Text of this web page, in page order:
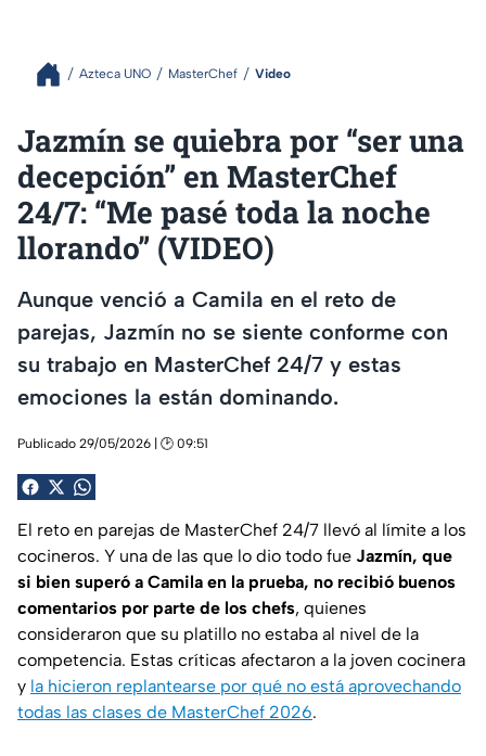
Azteca UNO MasterChef Video
Jazmín se quiebra por “ser una
decepción” en MasterChef
24/7: “Me pasé toda la noche
llorando” (VIDEO)
Aunque venció a Camila en el reto de
parejas, Jazmín no se siente conforme con
su trabajo en MasterChef 24/7 y estas
emociones la están dominando.
Publicado 29/05/2026 | 🕑 09:51
El reto en parejas de MasterChef 24/7 llevó al límite a los
cocineros. Y una de las que lo dio todo fue Jazmín, que
si bien superó a Camila en la prueba, no recibió buenos
comentarios por parte de los chefs, quienes
consideraron que su platillo no estaba al nivel de la
competencia. Estas críticas afectaron a la joven cocinera
y la hicieron replantearse por qué no está aprovechando
todas las clases de MasterChef 2026.